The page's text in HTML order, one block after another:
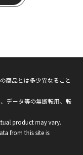
商品とは多少異なること
データ等の無断転用、転
product may vary.
from this site is